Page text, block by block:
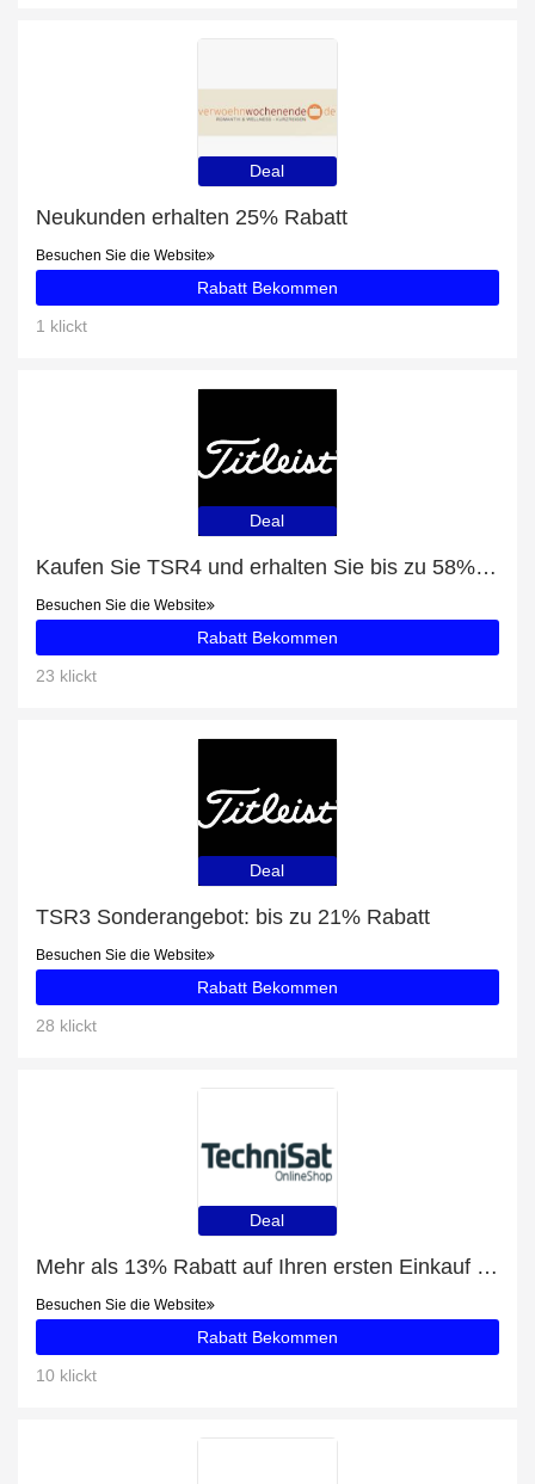
Deal
Neukunden erhalten 25% Rabatt
Besuchen Sie die Website
Rabatt Bekommen
1 klickt
Deal
Kaufen Sie TSR4 und erhalten Sie bis zu 58% Rabatt
Besuchen Sie die Website
Rabatt Bekommen
23 klickt
Deal
TSR3 Sonderangebot: bis zu 21% Rabatt
Besuchen Sie die Website
Rabatt Bekommen
28 klickt
Deal
Mehr als 13% Rabatt auf Ihren ersten Einkauf plus 5% Rabatt auf Steril Viruzid Hände-Desinfektionsmittel Spray
Besuchen Sie die Website
Rabatt Bekommen
10 klickt